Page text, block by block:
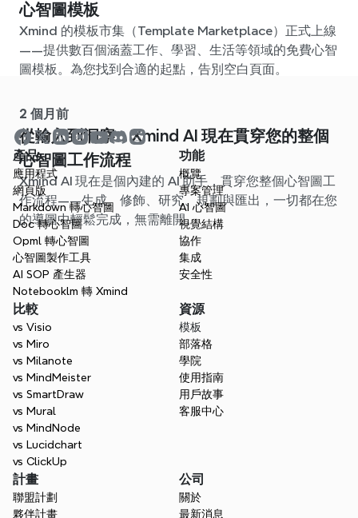
心智圖模板
Xmind 的模板市集（Template Marketplace）正式上線
——提供數百個涵蓋工作、學習、生活等領域的免費心智
圖模板。為您找到合適的起點，告別空白頁面。
2 個月前
從輸入到洞察：Xmind AI 現在貫穿您的整個
心智圖工作流程
Xmind AI 現在是個內建的 AI 助手，貫穿您整個心智圖工
作流程——生成、修飾、研究、規劃與匯出，一切都在您
的導圖中輕鬆完成，無需離開。
產品
應用程式
網頁版
Markdown 轉心智圖
Doc 轉心智圖
Opml 轉心智圖
心智圖製作工具
AI SOP 產生器
Notebooklm 轉 Xmind
功能
概覽
專案管理
AI 心智圖
視覺結構
協作
集成
安全性
比較
vs Visio
vs Miro
vs Milanote
vs MindMeister
vs SmartDraw
vs Mural
vs MindNode
vs Lucidchart
vs ClickUp
資源
模板
部落格
學院
使用指南
用戶故事
客服中心
計畫
聯盟計劃
夥伴計畫
公司
關於
最新消息